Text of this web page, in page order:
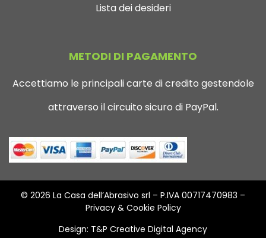
Lista dei desideri
METODI DI PAGAMENTO
Accettiamo le principali carte di credito gestendole
attraverso il circuito sicuro di PayPal.
© 2026 La Casa dell’Abrasivo srl – P.IVA 00717470983 –
Privacy & Cookie Policy
Design: T&P Creative Digital Agency